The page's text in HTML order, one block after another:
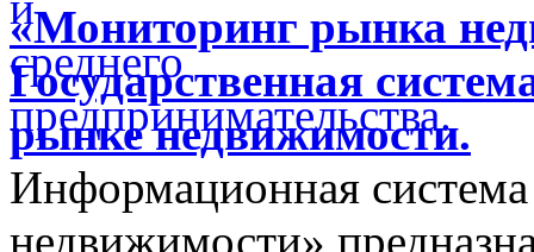
«Мониторинг рынка
Государственная
рынке недвижимости.
Информационная
недвижимости»